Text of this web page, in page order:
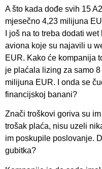
A što kada dođe svih 15
mjesečno 4,23 milijuna
I još na to treba dodati
aviona koje su najavili u
EUR. Kako će kompanija
je plaćala lizing za samo
milijuna EUR. I onda se
financijskoj banani?
Znači troškovi goriva su
trošak plaća, nisu uzeli
im poskupile poslovanje.
gubitka?